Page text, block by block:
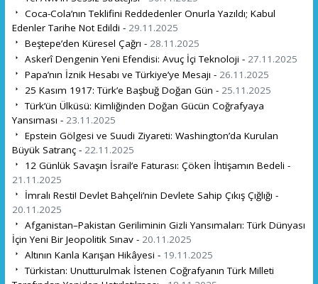
Coca-Cola’nın Teklifini Reddedenler Onurla Yazıldı; Kabul
Edenler Tarihe Not Edildi - 29.11.2025
Beştepe’den Küresel Çağrı - 28.11.2025
Askerî Dengenin Yeni Efendisi: Avuç İçi Teknoloji - 27.11.2025
Papa’nın İznik Hesabı ve Türkiye’ye Mesajı - 26.11.2025
25 Kasım 1917: Türk’e Başbuğ Doğan Gün - 25.11.2025
Türk’ün Ülküsü: Kimliğinden Doğan Gücün Coğrafyaya
Yansıması - 23.11.2025
Epstein Gölgesi ve Suudi Ziyareti: Washington’da Kurulan
Büyük Satranç - 22.11.2025
12 Günlük Savaşın İsrail’e Faturası: Çöken İhtişamın Bedeli -
21.11.2025
İmralı Resti! Devlet Bahçeli’nin Devlete Sahip Çıkış Çığlığı -
20.11.2025
Afganistan–Pakistan Geriliminin Gizli Yansımaları: Türk Dünyası
İçin Yeni Bir Jeopolitik Sınav - 20.11.2025
Altının Kanla Karışan Hikâyesi - 19.11.2025
Türkistan: Unutturulmak İstenen Coğrafyanın Türk Milleti